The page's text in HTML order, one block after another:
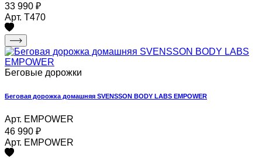
33 990 ₽
Арт. T470
Беговые дорожки
Беговая дорожка домашняя SVENSSON BODY LABS EMPOWER
Арт. EMPOWER
46 990 ₽
Арт. EMPOWER